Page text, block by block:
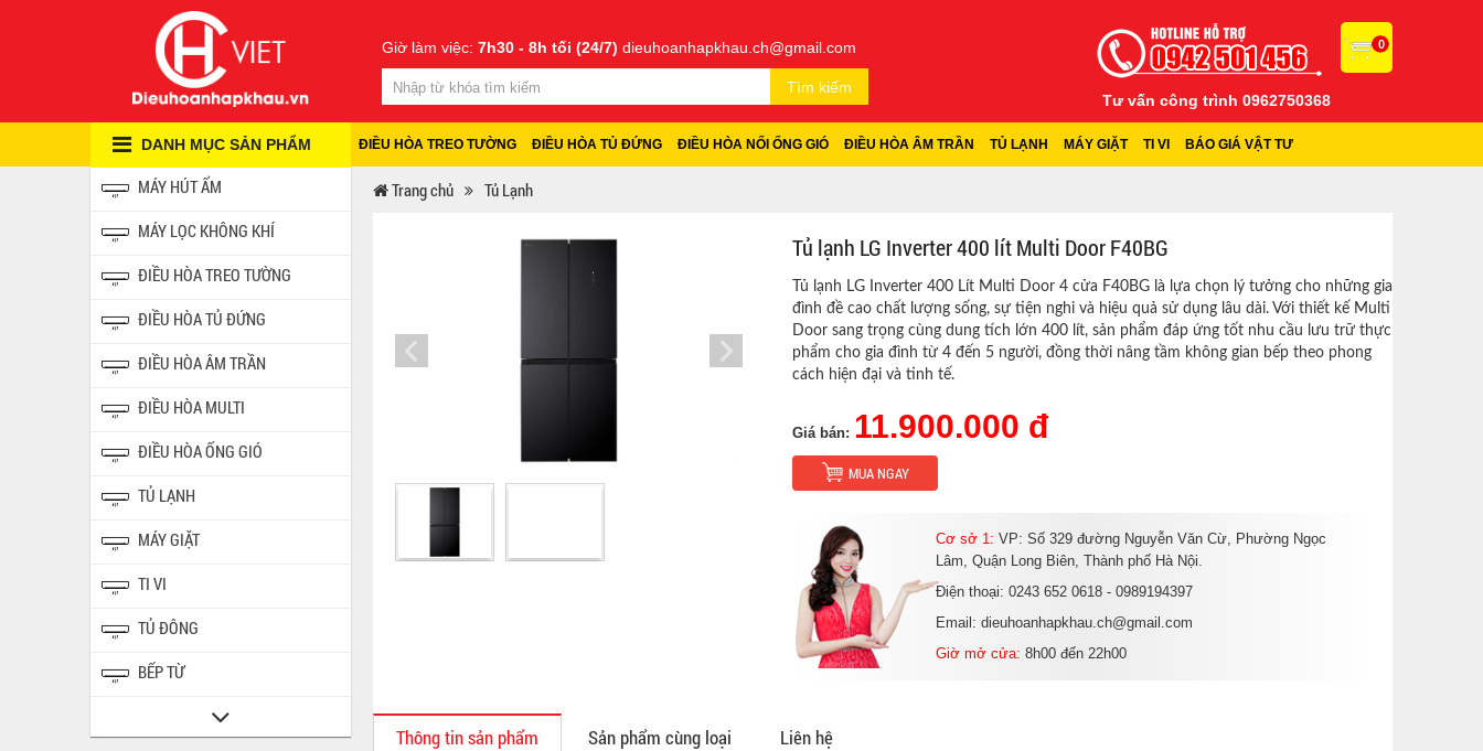
Giờ làm việc: 7h30 - 8h tối (24/7) dieuhoanhapkhau.ch@gmail.com
Tìm kiếm
0
Tư vấn công trình 0962750368
ĐIỀU HÒA TREO TƯỜNG ĐIỀU HÒA TỦ ĐỨNG ĐIỀU HÒA NỐI ỐNG GIÓ ĐIỀU HÒA ÂM TRẦN TỦ LẠNH MÁY GIẶT TI VI BÁO GIÁ VẬT TƯ
DANH MỤC SẢN PHẨM
MÁY HÚT ẨM
MÁY LỌC KHÔNG KHÍ
ĐIỀU HÒA TREO TƯỜNG
ĐIỀU HÒA TỦ ĐỨNG
ĐIỀU HÒA ÂM TRẦN
ĐIỀU HÒA MULTI
ĐIỀU HÒA ỐNG GIÓ
TỦ LẠNH
MÁY GIẶT
TI VI
TỦ ĐÔNG
BẾP TỪ
Trang chủ Tủ Lạnh
Tủ lạnh LG Inverter 400 lít Multi Door F40BG
Tủ lạnh LG Inverter 400 Lít Multi Door 4 cửa F40BG là lựa chọn lý tưởng cho những gia
đình đề cao chất lượng sống, sự tiện nghi và hiệu quả sử dụng lâu dài. Với thiết kế Multi
Door sang trọng cùng dung tích lớn 400 lít, sản phẩm đáp ứng tốt nhu cầu lưu trữ thực
phẩm cho gia đình từ 4 đến 5 người, đồng thời nâng tầm không gian bếp theo phong
cách hiện đại và tinh tế.
Giá bán: 11.900.000 đ
MUA NGAY
Cơ sở 1: VP: Số 329 đường Nguyễn Văn Cừ, Phường Ngọc
Lâm, Quận Long Biên, Thành phố Hà Nội.
Điện thoại: 0243 652 0618 - 0989194397
Email: dieuhoanhapkhau.ch@gmail.com
Giờ mở cửa: 8h00 đến 22h00
Thông tin sản phẩm Sản phẩm cùng loại Liên hệ